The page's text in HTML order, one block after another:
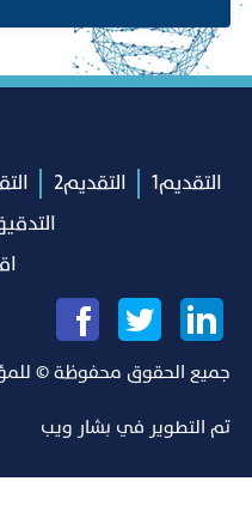
التقديم1 التقديم2
جميع الحقوق محفوظة ©
تم التطوير في بشار ويب